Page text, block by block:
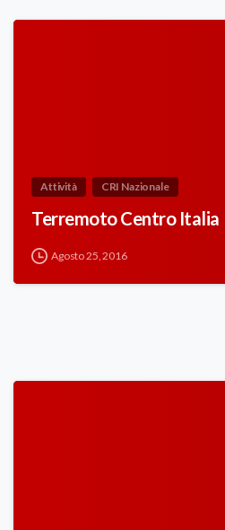
Attività CRI Nazionale
Terremoto Centro Italia
Agosto 25, 2016